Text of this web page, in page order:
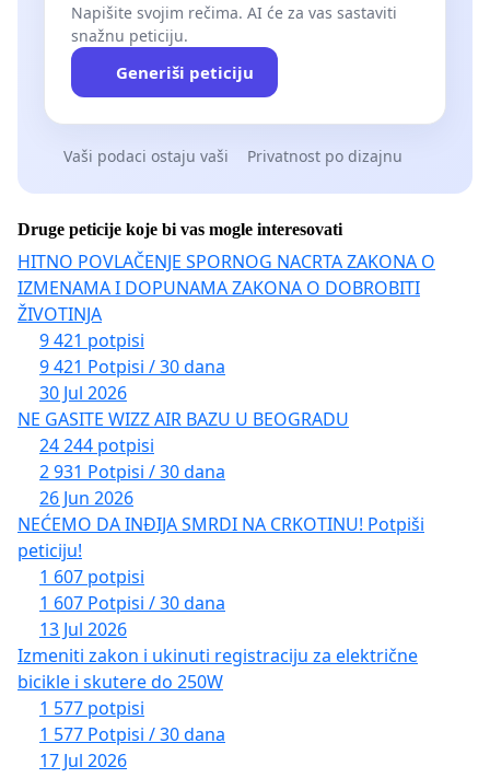
Napišite svojim rečima. AI će za vas sastaviti
snažnu peticiju.
Generiši peticiju
Vaši podaci ostaju vaši Privatnost po dizajnu
Druge peticije koje bi vas mogle interesovati
HITNO POVLAČENJE SPORNOG NACRTA ZAKONA O
IZMENAMA I DOPUNAMA ZAKONA O DOBROBITI
ŽIVOTINJA
9 421 potpisi
9 421 Potpisi / 30 dana
30 Jul 2026
NE GASITE WIZZ AIR BAZU U BEOGRADU
24 244 potpisi
2 931 Potpisi / 30 dana
26 Jun 2026
NEĆEMO DA INĐIJA SMRDI NA CRKOTINU! Potpiši
peticiju!
1 607 potpisi
1 607 Potpisi / 30 dana
13 Jul 2026
Izmeniti zakon i ukinuti registraciju za električne
bicikle i skutere do 250W
1 577 potpisi
1 577 Potpisi / 30 dana
17 Jul 2026